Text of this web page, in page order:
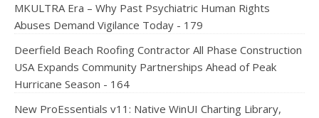
MKULTRA Era – Why Past Psychiatric Human Rights
Abuses Demand Vigilance Today - 179
Deerfield Beach Roofing Contractor All Phase Construction
USA Expands Community Partnerships Ahead of Peak
Hurricane Season - 164
New ProEssentials v11: Native WinUI Charting Library,